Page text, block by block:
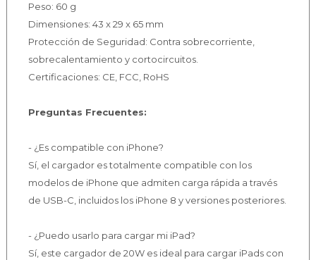
Peso: 60 g
Dimensiones: 43 x 29 x 65 mm
Protección de Seguridad: Contra sobrecorriente,
sobrecalentamiento y cortocircuitos.
Certificaciones: CE, FCC, RoHS
Preguntas Frecuentes:
- ¿Es compatible con iPhone?
Sí, el cargador es totalmente compatible con los
modelos de iPhone que admiten carga rápida a través
de USB-C, incluidos los iPhone 8 y versiones posteriores.
- ¿Puedo usarlo para cargar mi iPad?
Sí, este cargador de 20W es ideal para cargar iPads con